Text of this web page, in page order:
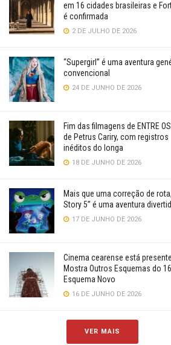
em 16 cidades brasileiras e
é confirmada
2 DE JULHO DE 2026
“Supergirl” é uma aventura
convencional
24 DE JUNHO DE 2026
Fim das filmagens de ENTRE
de Petrus Cariry, com registros
inéditos do longa
18 DE JUNHO DE 2026
Mais que uma correção de
Story 5” é uma aventura
17 DE JUNHO DE 2026
Cinema cearense está
Mostra Outros Esquemas do
Esquema Novo
16 DE JUNHO DE 2026
VER MAIS